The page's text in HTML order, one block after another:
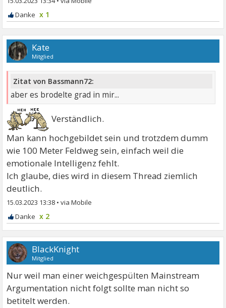
x 1
Kate
Mitglied
Zitat von Bassmann72:
aber es brodelte grad in mir...
Verständlich.
Man kann hochgebildet sein und trotzdem dumm
wie 100 Meter Feldweg sein, einfach weil die
emotionale Intelligenz fehlt.
Ich glaube, dies wird in diesem Thread ziemlich
deutlich.
15.03.2023 13:38 •
x 2
BlackKnight
Mitglied
Nur weil man einer weichgespülten Mainstream
Argumentation nicht folgt sollte man nicht so
betitelt werden.